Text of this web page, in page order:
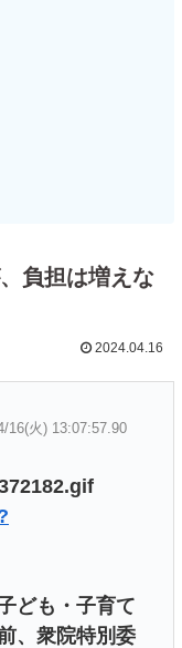
負担は増えな
2024.04.16
16(火) 13:07:57.90
ども・子育て
、衆院特別委